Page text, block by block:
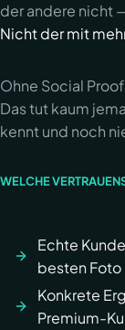
der andere nicht
Nicht der mit
Ohne Social
Das tut kaum
kennt und noch
WELCHE
Echte
besten Foto
Konkrete
Premium-